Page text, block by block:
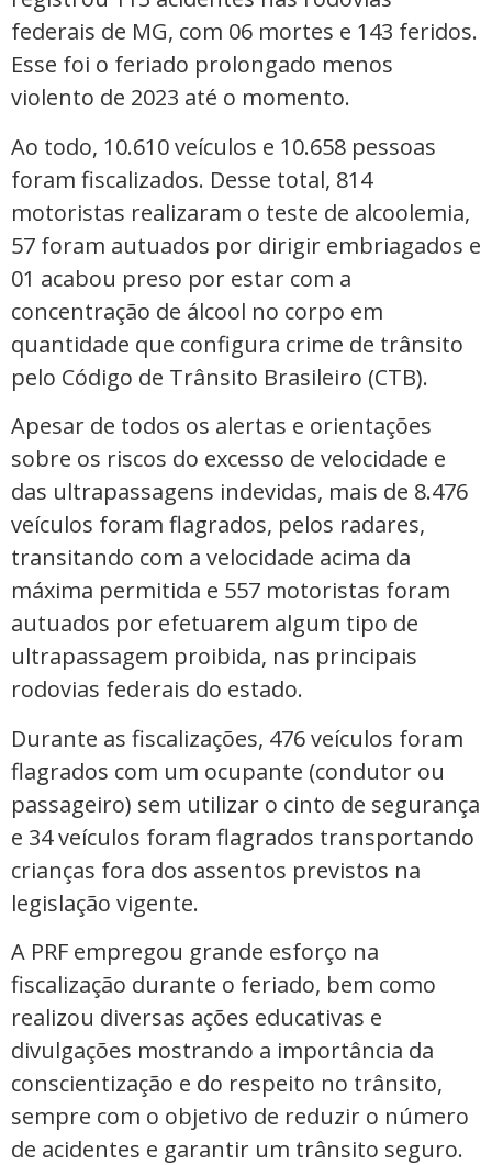
federais de MG, com 06 mortes e 143 feridos.
Esse foi o feriado prolongado menos
violento de 2023 até o momento.
Ao todo, 10.610 veículos e 10.658 pessoas
foram fiscalizados. Desse total, 814
motoristas realizaram o teste de alcoolemia,
57 foram autuados por dirigir embriagados e
01 acabou preso por estar com a
concentração de álcool no corpo em
quantidade que configura crime de trânsito
pelo Código de Trânsito Brasileiro (CTB).
Apesar de todos os alertas e orientações
sobre os riscos do excesso de velocidade e
das ultrapassagens indevidas, mais de 8.476
veículos foram flagrados, pelos radares,
transitando com a velocidade acima da
máxima permitida e 557 motoristas foram
autuados por efetuarem algum tipo de
ultrapassagem proibida, nas principais
rodovias federais do estado.
Durante as fiscalizações, 476 veículos foram
flagrados com um ocupante (condutor ou
passageiro) sem utilizar o cinto de segurança
e 34 veículos foram flagrados transportando
crianças fora dos assentos previstos na
legislação vigente.
A PRF empregou grande esforço na
fiscalização durante o feriado, bem como
realizou diversas ações educativas e
divulgações mostrando a importância da
conscientização e do respeito no trânsito,
sempre com o objetivo de reduzir o número
de acidentes e garantir um trânsito seguro.